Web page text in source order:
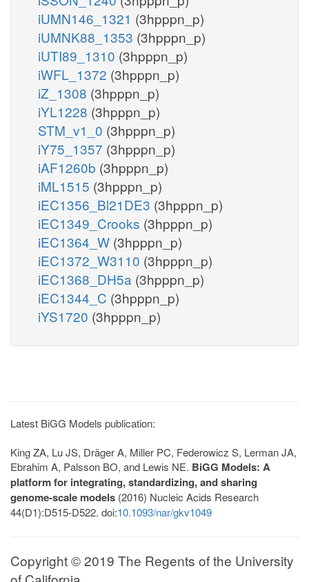
iUMN146_1321 (3hpppn_p)
iUMNK88_1353 (3hpppn_p)
iUTI89_1310 (3hpppn_p)
iWFL_1372 (3hpppn_p)
iZ_1308 (3hpppn_p)
iYL1228 (3hpppn_p)
STM_v1_0 (3hpppn_p)
iY75_1357 (3hpppn_p)
iAF1260b (3hpppn_p)
iML1515 (3hpppn_p)
iEC1356_Bl21DE3 (3hpppn_p)
iEC1349_Crooks (3hpppn_p)
iEC1364_W (3hpppn_p)
iEC1372_W3110 (3hpppn_p)
iEC1368_DH5a (3hpppn_p)
iEC1344_C (3hpppn_p)
iYS1720 (3hpppn_p)
Latest BiGG Models publication:
King ZA, Lu JS, Dräger A, Miller PC, Federowicz S, Lerman JA,
Ebrahim A, Palsson BO, and Lewis NE. BiGG Models: A
platform for integrating, standardizing, and sharing
genome-scale models (2016) Nucleic Acids Research
44(D1):D515-D522. doi:10.1093/nar/gkv1049
Copyright © 2019 The Regents of the University